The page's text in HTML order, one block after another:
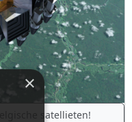
satellieten!
×